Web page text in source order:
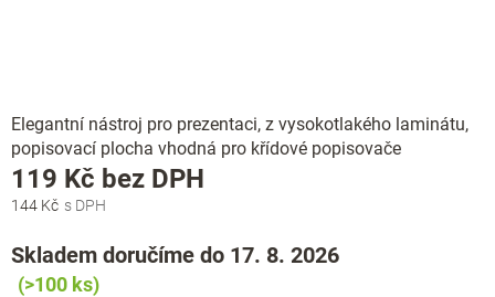
Elegantní nástroj pro prezentaci, z vysokotlakého laminátu,
popisovací plocha vhodná pro křídové popisovače
144 Kč
119 Kč bez DPH
Skladem doručíme do 17. 8. 2026
(>100 ks)